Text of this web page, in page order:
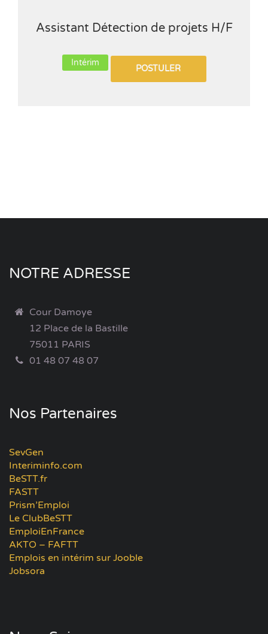
Assistant Détection de projets H/F
Intérim
POSTULER
NOTRE ADRESSE
Cour Damoye
12 Place de la Bastille
75011 PARIS
01 48 07 48 07
Nos Partenaires
SevGen
Interiminfo.com
BeSTT.fr
FASTT
Prism’Emploi
Le ClubBeSTT
EmploiEnFrance
AKTO – FAFTT
Emplois en intérim sur Jooble
Jobsora